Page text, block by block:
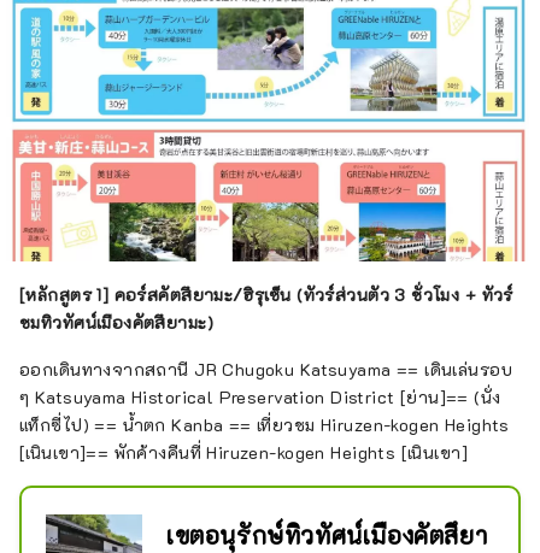
[หลักสูตร 1] คอร์สคัตสึยามะ/ฮิรุเซ็น (ทัวร์ส่วนตัว 3 ชั่วโมง + ทัวร์
ชมทิวทัศน์เมืองคัตสึยามะ)
ออกเดินทางจากสถานี JR Chugoku Katsuyama == เดินเล่นรอบ
ๆ Katsuyama Historical Preservation District [ย่าน]== (นั่ง
แท็กซี่ไป) == น้ำตก Kanba == เที่ยวชม Hiruzen-kogen Heights
[เนินเขา]== พักค้างคืนที่ Hiruzen-kogen Heights [เนินเขา]
เขตอนุรักษ์ทิวทัศน์เมืองคัตสึยา